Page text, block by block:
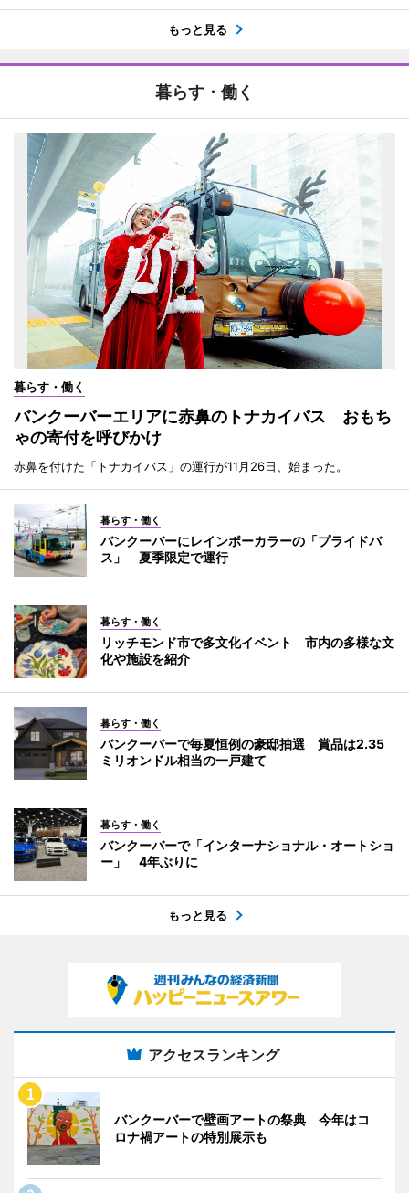
もっと見る
暮らす・働く
暮らす・働く
バンクーバーエリアに赤鼻のトナカイバス おもち
ゃの寄付を呼びかけ
赤鼻を付けた「トナカイバス」の運行が11月26日、始まった。
暮らす・働く
バンクーバーにレインボーカラーの「プライドバ
ス」 夏季限定で運行
暮らす・働く
リッチモンド市で多文化イベント 市内の多様な文
化や施設を紹介
暮らす・働く
バンクーバーで毎夏恒例の豪邸抽選 賞品は2.35
ミリオンドル相当の一戸建て
暮らす・働く
バンクーバーで「インターナショナル・オートショ
ー」 4年ぶりに
もっと見る
アクセスランキング
バンクーバーで壁画アートの祭典 今年はコ
ロナ禍アートの特別展示も